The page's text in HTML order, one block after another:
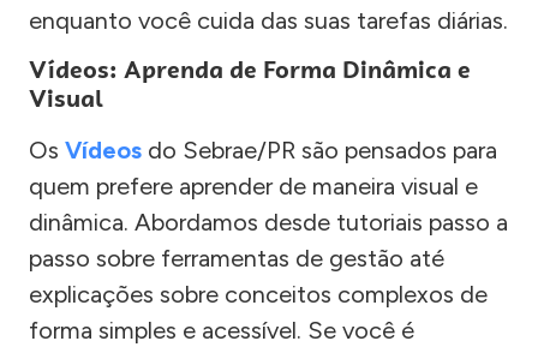
enquanto você cuida das suas tarefas diárias.
Vídeos: Aprenda de Forma Dinâmica e
Visual
Os Vídeos do Sebrae/PR são pensados para
quem prefere aprender de maneira visual e
dinâmica. Abordamos desde tutoriais passo a
passo sobre ferramentas de gestão até
explicações sobre conceitos complexos de
forma simples e acessível. Se você é